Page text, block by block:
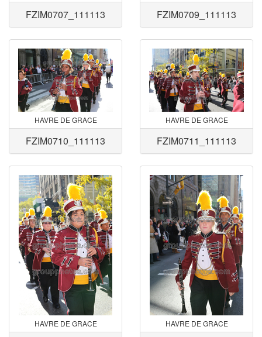
FZIM0707_111113 FZIM0709_111113
HAVRE DE GRACE
FZIM0710_111113
HAVRE DE GRACE
FZIM0711_111113
HAVRE DE GRACE HAVRE DE GRACE